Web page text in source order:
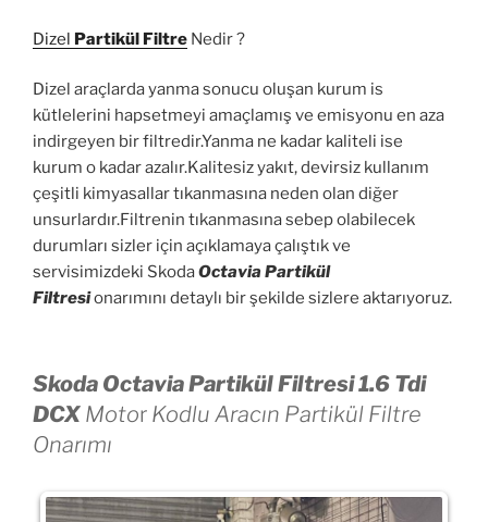
Dizel Partikül Filtre Nedir ?
Dizel araçlarda yanma sonucu oluşan kurum is
kütlelerini hapsetmeyi amaçlamış ve emisyonu en aza
indirgeyen bir filtredir.Yanma ne kadar kaliteli ise
kurum o kadar azalır.Kalitesiz yakıt, devirsiz kullanım
çeşitli kimyasallar tıkanmasına neden olan diğer
unsurlardır.Filtrenin tıkanmasına sebep olabilecek
durumları sizler için açıklamaya çalıştık ve
servisimizdeki SkodaOctavia Partikül
Filtresionarımını detaylı bir şekilde sizlere aktarıyoruz.
Skoda Octavia Partikül Filtresi 1.6 Tdi
DCX Motor Kodlu Aracın Partikül Filtre
Onarımı